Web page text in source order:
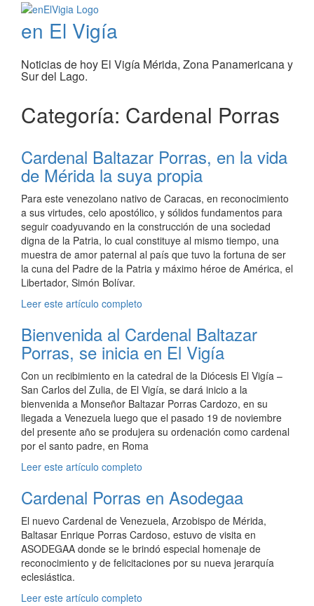
en El Vigía
Noticias de hoy El Vigía Mérida, Zona Panamericana y
Sur del Lago.
Categoría: Cardenal Porras
Cardenal Baltazar Porras, en la vida
de Mérida la suya propia
Para este venezolano nativo de Caracas, en reconocimiento
a sus virtudes, celo apostólico, y sólidos fundamentos para
seguir coadyuvando en la construcción de una sociedad
digna de la Patria, lo cual constituye al mismo tiempo, una
muestra de amor paternal al país que tuvo la fortuna de ser
la cuna del Padre de la Patria y máximo héroe de América, el
Libertador, Simón Bolívar.
Leer este artículo completo
Bienvenida al Cardenal Baltazar
Porras, se inicia en El Vigía
Con un recibimiento en la catedral de la Diócesis El Vigía –
San Carlos del Zulia, de El Vigía, se dará inicio a la
bienvenida a Monseñor Baltazar Porras Cardozo, en su
llegada a Venezuela luego que el pasado 19 de noviembre
del presente año se produjera su ordenación como cardenal
por el santo padre, en Roma
Leer este artículo completo
Cardenal Porras en Asodegaa
El nuevo Cardenal de Venezuela, Arzobispo de Mérida,
Baltasar Enrique Porras Cardoso, estuvo de visita en
ASODEGAA donde se le brindó especial homenaje de
reconocimiento y de felicitaciones por su nueva jerarquía
eclesiástica.
Leer este artículo completo